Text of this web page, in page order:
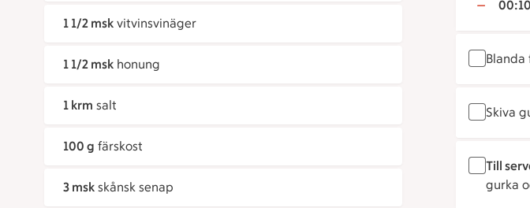
1 1/2 msk vitvinsvinäger
1 1/2 msk honung
1 krm salt
100 g färskost
3 msk skånsk senap
Blanda
Skiva
Till
gurka